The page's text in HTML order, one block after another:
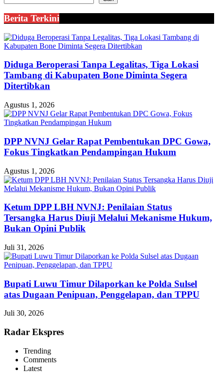
Berita Terkini
Diduga Beroperasi Tanpa Legalitas, Tiga Lokasi
Tambang di Kabupaten Bone Diminta Segera
Ditertibkan
Agustus 1, 2026
DPP NVNJ Gelar Rapat Pembentukan DPC Gowa,
Fokus Tingkatkan Pendampingan Hukum
Agustus 1, 2026
Ketum DPP LBH NVNJ: Penilaian Status
Tersangka Harus Diuji Melalui Mekanisme Hukum,
Bukan Opini Publik
Juli 31, 2026
Bupati Luwu Timur Dilaporkan ke Polda Sulsel
atas Dugaan Penipuan, Penggelapan, dan TPPU
Juli 30, 2026
Radar Ekspres
Trending
Comments
Latest